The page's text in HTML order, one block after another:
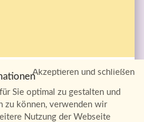
#Adventskalender
#Adventszeit
dLLU306RK3V
Sie optimal zu gestalten und
zu können, verwenden wir
Nutzung der Webseite
Akzeptieren und schließen